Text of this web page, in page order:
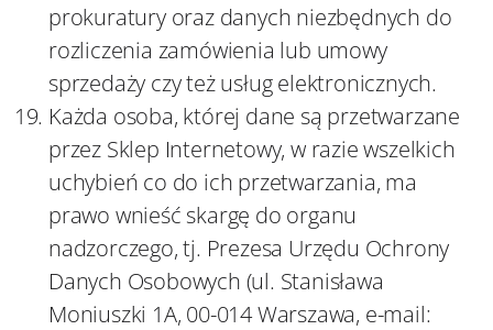
prokuratury oraz danych niezbędnych do
rozliczenia zamówienia lub umowy
sprzedaży czy też usług elektronicznych.
Każda osoba, której dane są przetwarzane
przez Sklep Internetowy, w razie wszelkich
uchybień co do ich przetwarzania, ma
prawo wnieść skargę do organu
nadzorczego, tj. Prezesa Urzędu Ochrony
Danych Osobowych (ul. Stanisława
Moniuszki 1A, 00-014 Warszawa, e-mail: